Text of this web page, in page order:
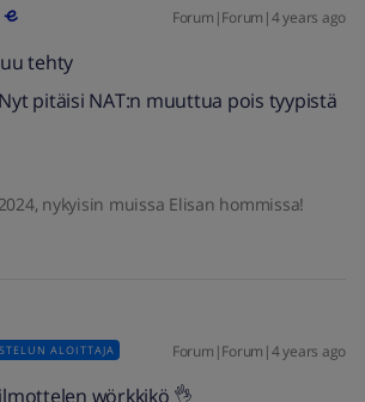
Forum|Forum|4 years ago
tehty
pitäisi NAT:n muuttua pois tyypistä
nykyisin muissa Elisan hommissa!
ALOITTAJA Forum|Forum|4 years ago
wörkkikö 👌